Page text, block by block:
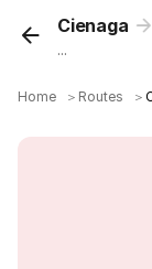
Cienaga
...
Home ＞ Routes ＞